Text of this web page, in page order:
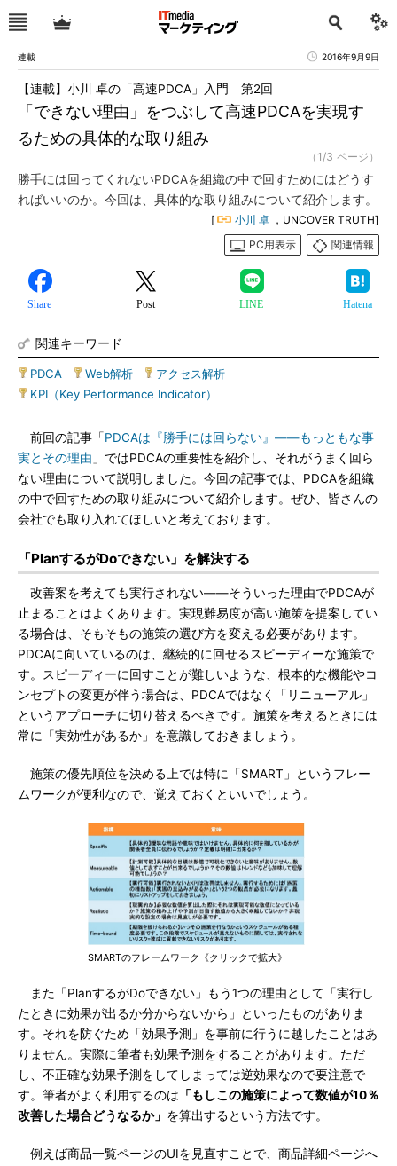
連載 2016年9月9日
「できない理由」をつぶして高速PDCAを実現す
るための具体的な取り組み
【連載】小川 卓の「高速PDCA」入門 第2回
（1/3 ページ）
勝手には回ってくれないPDCAを組織の中で回すためにはどうす
ればいいのか。今回は、具体的な取り組みについて紹介します。
[ 小川 卓 ，UNCOVER TRUTH]
PC用表示
関連情報
Share Post LINE Hatena
関連キーワード
PDCA Web解析 アクセス解析
KPI（Key Performance Indicator）
前回の記事「PDCAは『勝手には回らない』――もっともな事
実とその理由 」ではPDCAの重要性を紹介し、それがうまく回ら
ない理由について説明しました。今回の記事では、PDCAを組織
の中で回すための取り組みについて紹介します。ぜひ、皆さんの
会社でも取り入れてほしいと考えております。
「PlanするがDoできない」を解決する
改善案を考えても実行されない――そういった理由でPDCAが
止まることはよくあります。実現難易度が高い施策を提案してい
る場合は、そもそもの施策の選び方を変える必要があります。
PDCAに向いているのは、継続的に回せるスピーディーな施策で
す。スピーディーに回すことが難しいような、根本的な機能やコ
ンセプトの変更が伴う場合は、PDCAではなく「リニューアル」
というアプローチに切り替えるべきです。施策を考えるときには
常に「実効性があるか」を意識しておきましょう。
施策の優先順位を決める上では特に「SMART」というフレー
ムワークが便利なので、覚えておくといいでしょう。
SMARTのフレームワーク《クリックで拡大》
また「PlanするがDoできない」もう1つの理由として「実行し
たときに効果が出るか分からないから」といったものがありま
す。それを防ぐため「効果予測」を事前に行うに越したことはあ
りません。実際に筆者も効果予測をすることがあります。ただ
し、不正確な効果予測をしてしまっては逆効果なので要注意で
す。筆者がよく利用するのは 「もしこの施策によって数値が10％
改善した場合どうなるか」 を算出するという方法です。
例えば商品一覧ページのUIを見直すことで、商品詳細ページへ